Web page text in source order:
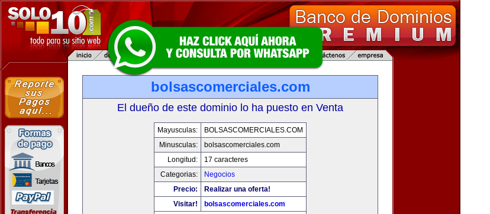
bolsascomerciales.com
El dueño de este dominio lo ha puesto en Venta
Mayusculas:
BOLSASCOMERCIALES.COM
Minusculas:
bolsascomerciales.com
Longitud:
17 caracteres
Categorias:
Negocios
Precio:
Realizar una oferta!
Visitar!
bolsascomerciales.com